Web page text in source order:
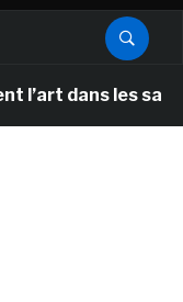
dans les salles